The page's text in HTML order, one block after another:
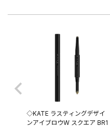
◇KATE ラスティングデザイ
ンアイブロウW スクエア BR1